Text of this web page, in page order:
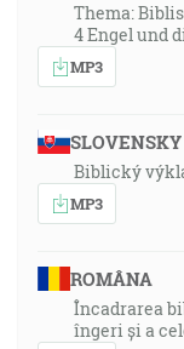
Thema:
4 Engel und
MP3
SLOVENSKY
Biblický
MP3
ROMÂNA
Încadrarea
îngeri și a